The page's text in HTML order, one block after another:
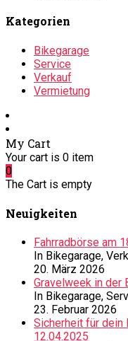
Kategorien
Bikegarage
Service
Verkauf
Vermietung
My Cart
Your cart is 0 item
0
The Cart is empty
Neuigkeiten
Fahrradbörse am
In Bikegarage,
20. März 2026
Gravelweek in der
In Bikegarage,
23. Februar 2026
Sicherheit für dein
12.04.2025